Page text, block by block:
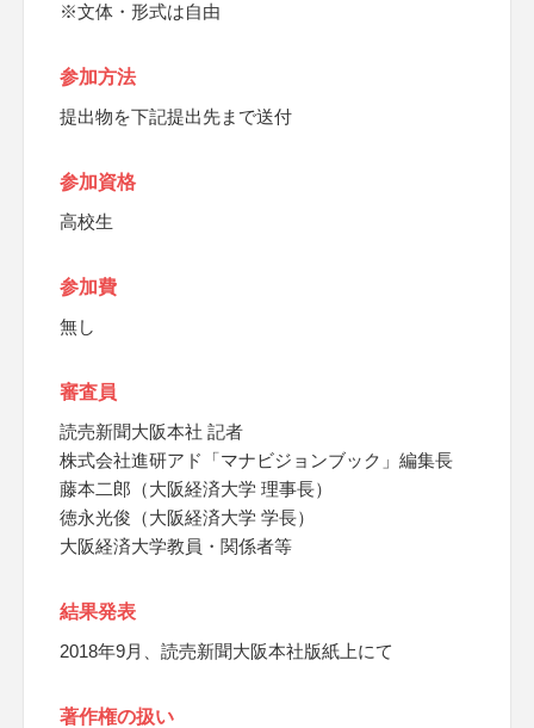
※文体・形式は自由
参加方法
提出物を下記提出先まで送付
参加資格
高校生
参加費
無し
審査員
読売新聞大阪本社 記者
株式会社進研アド「マナビジョンブック」編集長
藤本二郎（大阪経済大学 理事長）
徳永光俊（大阪経済大学 学長）
大阪経済大学教員・関係者等
結果発表
2018年9月、読売新聞大阪本社版紙上にて
著作権の扱い